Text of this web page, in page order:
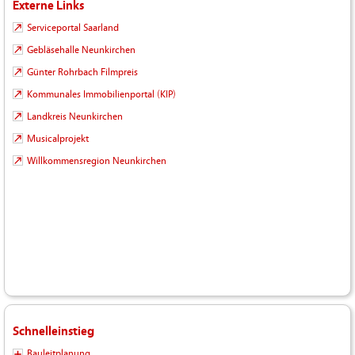
Externe Links
Serviceportal Saarland
Gebläsehalle Neunkirchen
Günter Rohrbach Filmpreis
Kommunales Immobilienportal (KIP)
Landkreis Neunkirchen
Musicalprojekt
Willkommensregion Neunkirchen
Schnelleinstieg